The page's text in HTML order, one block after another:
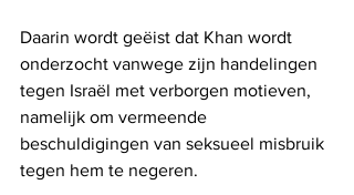
Daarin wordt geëist dat Khan wordt
onderzocht vanwege zijn handelingen
tegen Israël met verborgen motieven,
namelijk om vermeende
beschuldigingen van seksueel misbruik
tegen hem te negeren.